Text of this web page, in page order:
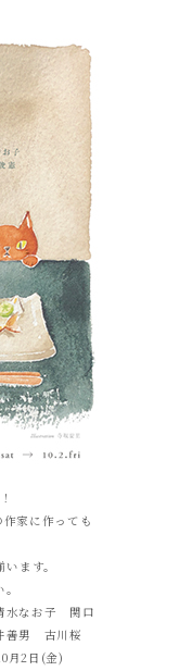
家に作っても
ます。
なお子 関口
男 古川桜
月2日(金)